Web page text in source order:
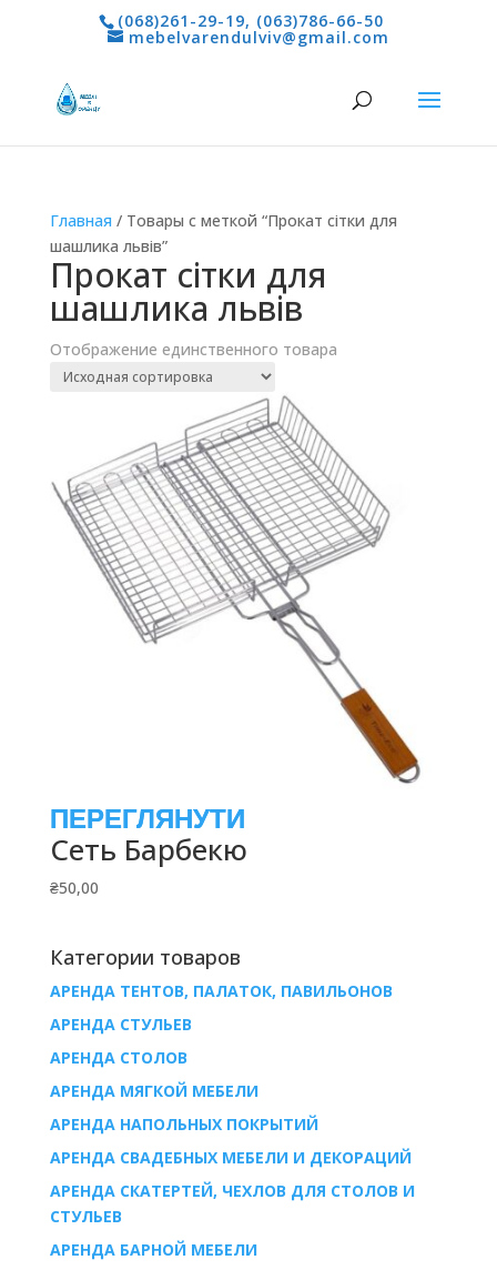
(068)261-29-19, (063)786-66-50
mebelvarendulviv@gmail.com
Главная / Товары с меткой “Прокат сітки для
шашлика львів”
Прокат сітки для
шашлика львів
Отображение единственного товара
Сеть Барбекю
₴50,00
Категории товаров
АРЕНДА ТЕНТОВ, ПАЛАТОК, ПАВИЛЬОНОВ
AРЕНДА СТУЛЬЕВ
AРЕНДА СТОЛОВ
АРЕНДА МЯГКОЙ МЕБЕЛИ
АРЕНДА НАПОЛЬНЫХ ПОКРЫТИЙ
АРЕНДА СВАДЕБНЫХ МЕБЕЛИ И ДЕКОРАЦИЙ
АРЕНДА СКАТЕРТЕЙ, ЧЕХЛОВ ДЛЯ СТОЛОВ И
СТУЛЬЕВ
АРЕНДА БАРНОЙ МЕБЕЛИ